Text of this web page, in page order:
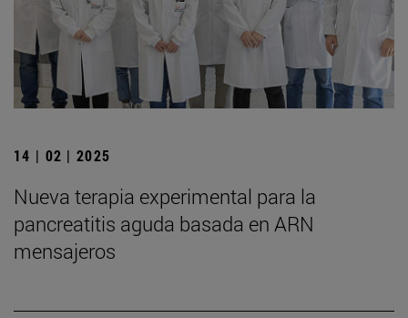
14 | 02 | 2025
Nueva terapia experimental para la
pancreatitis aguda basada en ARN
mensajeros